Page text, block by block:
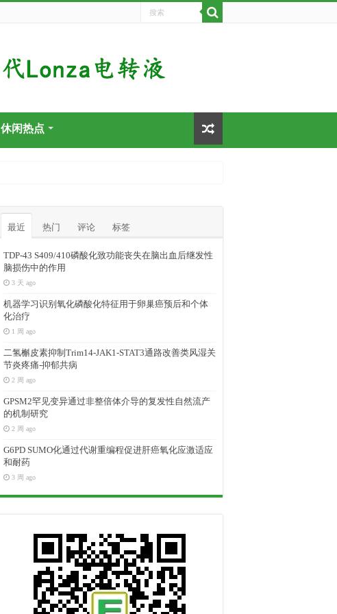
休闲热点
最近 热门 评论 标签
TDP-43 S409/410磷酸化致功能丧失在脑出血后继发性
脑损伤中的作用
3 天 ago
机器学习识别氧化磷酸化特征用于卵巢癌预后和个体
化治疗
1 周 ago
二氢槲皮素抑制Trim14-JAK1-STAT3通路改善类风湿关
节炎疼痛-抑郁共病
2 周 ago
GPSM2罕见变异通过非整倍体介导的复发性自然流产
的机制研究
2 周 ago
G6PD SUMO化通过代谢重编程促进肝癌氧化应激适应
和耐药
3 周 ago